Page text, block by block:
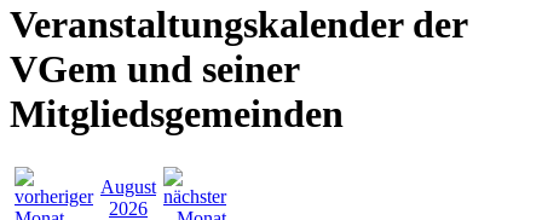
Veranstaltungskalender der
VGem und seiner
Mitgliedsgemeinden
August
2026